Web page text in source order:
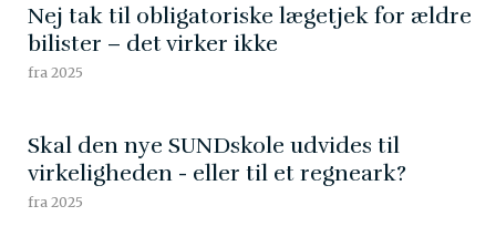
Nej tak til obligatoriske lægetjek for ældre
bilister – det virker ikke
fra 2025
Skal den nye SUNDskole udvides til
virkeligheden - eller til et regneark?
fra 2025